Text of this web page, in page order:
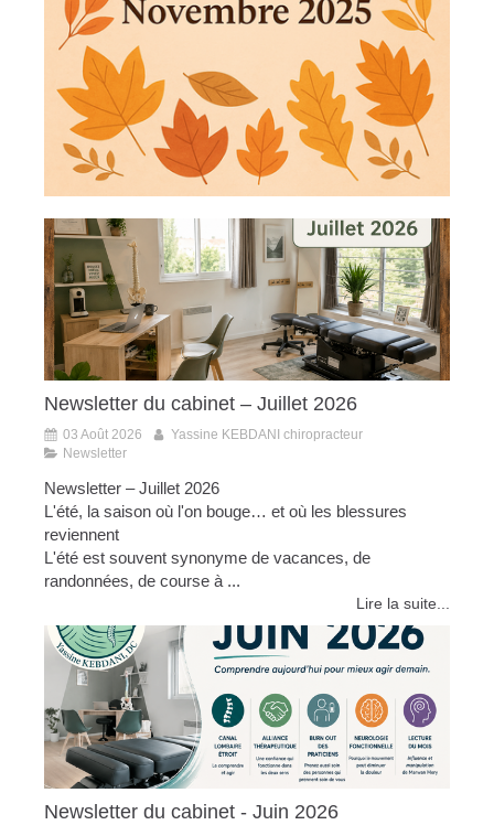
Newsletter du cabinet – Juillet 2026
03 Août 2026
Yassine KEBDANI chiropracteur
Newsletter
Newsletter – Juillet 2026
L'été, la saison où l'on bouge… et où les blessures
reviennent
L'été est souvent synonyme de vacances, de
randonnées, de course à ...
Lire la suite...
Newsletter du cabinet - Juin 2026